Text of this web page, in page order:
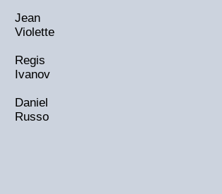
Jean
Violette
Regis
Ivanov
Daniel
Russo